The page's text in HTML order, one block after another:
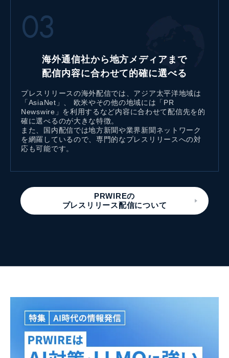
03
海外通信社から地方メディアまで
配信内容に合わせて的確に選べる
プレスリリースの海外配信では、アジア太平洋地域は
「AsiaNet」、 欧米やその他の地域には「PR
Newswire」を利用するなど内容に合わせて配信先を的
確に選べるのが大きな特徴。
また、国内配信では地方新聞や業界新聞ネットワーク
を網羅しているので、専門的なプレスリリースへの対
応も可能です。
PRWIREの
プレスリリース配信について